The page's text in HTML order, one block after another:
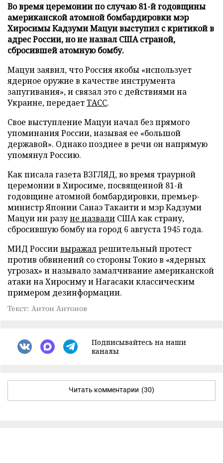
Во время церемонии по случаю 81-й годовщины
американской атомной бомбардировки мэр
Хиросимы Кадзуми Мацуи выступил с критикой в
адрес России, но не назвал США страной,
сбросившей атомную бомбу.
Мацуи заявил, что Россия якобы «использует
ядерное оружие в качестве инструмента
запугивания», и связал это с действиями на
Украине, передаетТАСС.
Свое выступление Мацуи начал без прямого
упоминания России, называя ее «большой
державой». Однако позднее в речи он напрямую
упомянул Россию.
Как писала газета ВЗГЛЯД, во время траурной
церемонии в Хиросиме, посвященной 81-й
годовщине атомной бомбардировки, премьер-
министр Японии Санаэ Такаити и мэр Кадзуми
Мацуи ни разуне назвали США как страну,
сбросившую бомбу на город 6 августа 1945 года.
МИД Россиивыражалрешительный протест
против обвинений со стороны Токио в «ядерных
угрозах» и называло замалчивание американской
атаки на Хиросиму и Нагасаки классическим
примером дезинформации.
Текст: Антон Антонов
Подписывайтесь на наши
каналы
Читать комментарии (30)